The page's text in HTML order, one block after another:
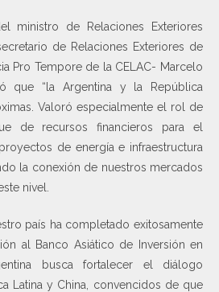
ministro de Relaciones Exteriores
de Relaciones Exteriores de
Pro Tempore de la CELAC- Marcelo
que “la Argentina y la República
Valoró especialmente el rol de
de recursos financieros para el
de energía e infraestructura
la conexión de nuestros mercados
nivel.
país ha completado exitosamente
al Banco Asiático de Inversión en
busca fortalecer el diálogo
Latina y China, convencidos de que